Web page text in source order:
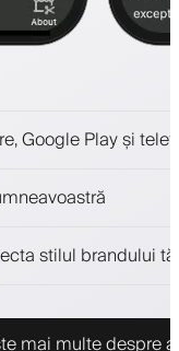
Google Play și
stilul brandului
mai multe despre